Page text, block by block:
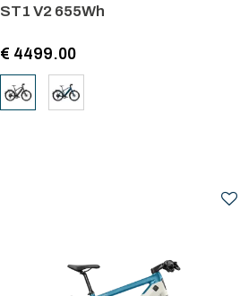
ST1 V2 655Wh
€ 4499.00